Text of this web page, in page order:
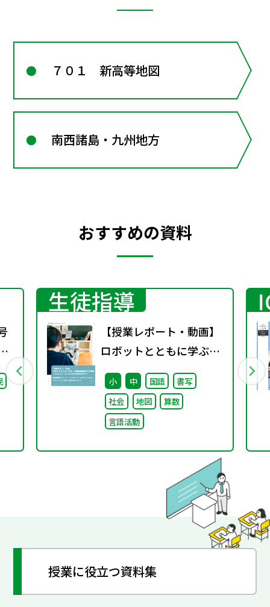
７０１ 新高等地図
南西諸島・九州地方
おすすめの資料
生徒指導
【授業レポート・動画】
ロボットとともに学ぶ！
通級指導教室での実践～
コミュニケーション力と
自己肯定感を育てる～
小 中 国語
書写
社会
地図
算数
言語活動
授業に役立つ資料集